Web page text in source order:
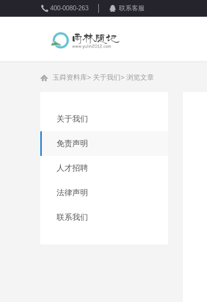
400-0080-263 联系客服
玉粦资料库> 关于我们> 浏览文章
关于我们
免责声明
人才招聘
法律声明
联系我们